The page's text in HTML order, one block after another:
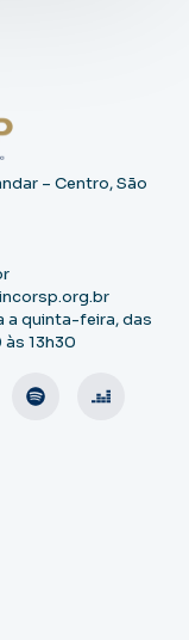
– Centro, São
a quinta-feira, das
13h30